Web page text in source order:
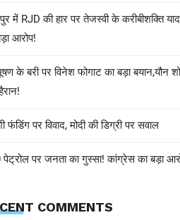
में रासायनिक
लगने से 5 की मौत, 37
में RJD की हार पर तेजस्वी के करीबीशक्ति
आरोप!
के बरी पर विनेश फोगाट का बड़ा बयान,यौन
फंडिंग पर विवाद, मोदी की डिग्री पर सवाल
पेट्रोल पर जनता का गुस्सा! कांग्रेस का बड़ा
COMMENTS